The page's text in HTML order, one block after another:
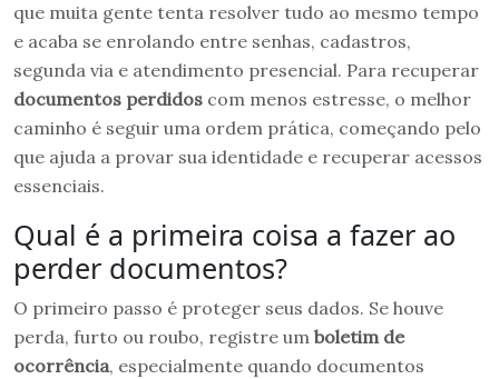
que muita gente tenta resolver tudo ao mesmo tempo
e acaba se enrolando entre senhas, cadastros,
segunda via e atendimento presencial. Para recuperar
documentos perdidos com menos estresse, o melhor
caminho é seguir uma ordem prática, começando pelo
que ajuda a provar sua identidade e recuperar acessos
essenciais.
Qual é a primeira coisa a fazer ao
perder documentos?
O primeiro passo é proteger seus dados. Se houve
perda, furto ou roubo, registre um boletim de
ocorrência, especialmente quando documentos